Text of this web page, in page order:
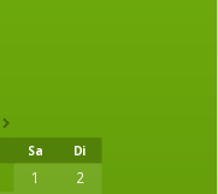
Sa Di
1
2